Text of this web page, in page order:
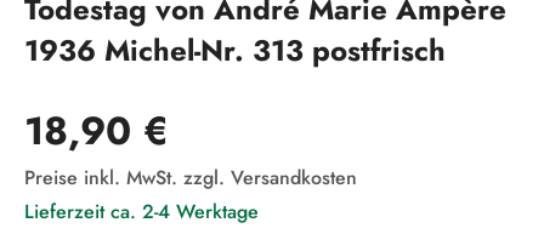
Todestag von André Marie Ampère
1936 Michel-Nr. 313 postfrisch
Regulärer Preis:
18,90 €
Preise inkl. MwSt. zzgl. Versandkosten
Lieferzeit ca. 2-4 Werktage